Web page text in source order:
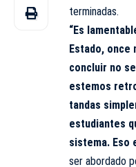
terminadas.
“Es
Estado, once
concluir no
estemos
tandas
estudiantes
sistema. Eso
ser abordado